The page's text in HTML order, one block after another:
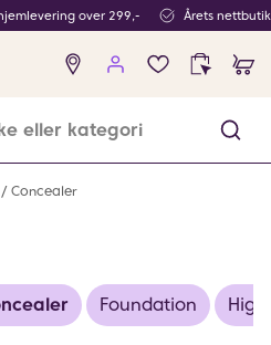
over 299,- Årets
Ingen
produkter
Concealer
Foundation